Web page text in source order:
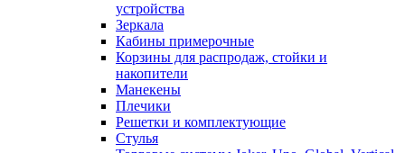
устройства
Зеркала
Кабины примерочные
Корзины для распродаж, стойки и
накопители
Манекены
Плечики
Решетки и комплектующие
Стулья